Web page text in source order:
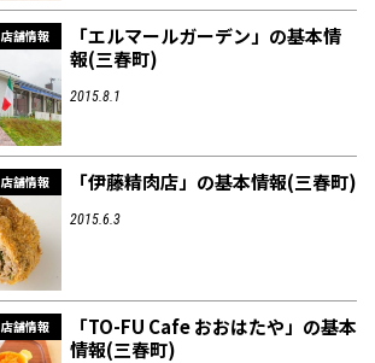
店舗情報
「エルマールガーデン」の基本情
報(三春町)
2015.8.1
店舗情報 「伊藤精肉店」の基本情報(三春町)
2015.6.3
店舗情報
「TO-FU Cafe おおはたや」の基本
情報(三春町)